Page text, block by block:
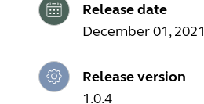
Release date
December 01, 2021
Release version
1.0.4